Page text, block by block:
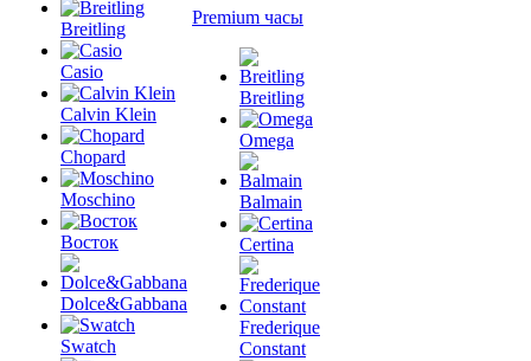
Breitling
Casio
Calvin Klein
Chopard
Moschino
Восток
Dolce&Gabbana
Swatch
Premium часы
Breitling
Omega
Balmain
Certina
Frederique
Constant